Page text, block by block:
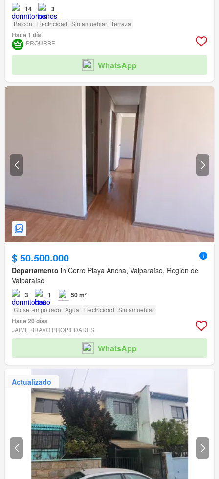
14 3
Balcón Electricidad Sin amueblar Terraza
Hace 1 día
PROURBE
WhatsApp
$ 50.500.000
Departamento in Cerro Playa Ancha, Valparaíso, Región de
Valparaíso
3 1 50 m²
Closet empotrado Agua Electricidad Sin amueblar
Hace 20 días
JAIME BRAVO PROPIEDADES
WhatsApp
Actualizado